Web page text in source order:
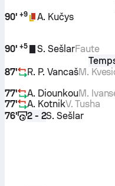
90' +9
A. Kučys
90' +5 S. SešlarFaute
87'
R. P. VancašM.
77'
A. DiounkouM.
77'
A. KotnikV. Tusha
76'
2 - 2S. Sešlar